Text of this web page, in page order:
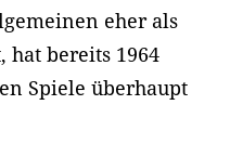
eher als
bereits 1964
Spiele überhaupt